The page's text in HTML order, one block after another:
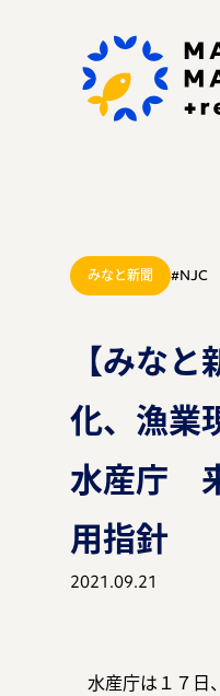
私たちの
ぷらすれ
こと
マガジ
みなと新聞 #NJC
【みな
化、漁業
水産庁
用指針
2021.09.21
水産庁は１７日